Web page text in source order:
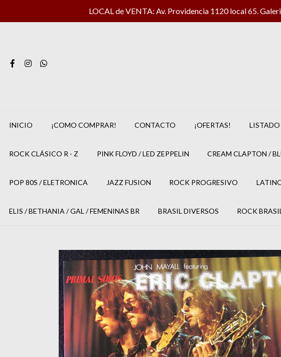
LOCAL de VENTA: Av. Providencia 1120 local 65.
INICIO ¡COMO COMPRAR! CONTACTO ¡OFERTAS!
ROCK CLÁSICO R - Z PINK FLOYD / LED ZEPPELIN CREAM CLAPTON /
POP 80S / ELETRONICA JAZZ FUSION ROCK PROGRESIVO
ELIS / BETHANIA / GAL / FEMENINAS BR BRASIL DIVERSOS ROCK